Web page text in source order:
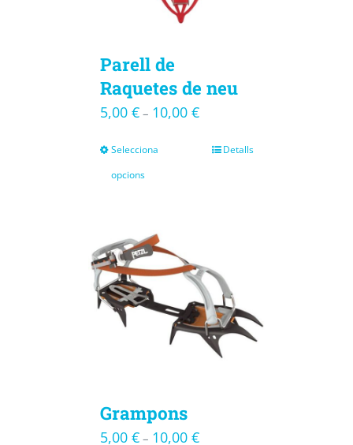
Parell de
Raquetes de neu
5,00 €– 10,00 €
Selecciona
opcions
Detalls
Grampons
5,00 €– 10,00 €